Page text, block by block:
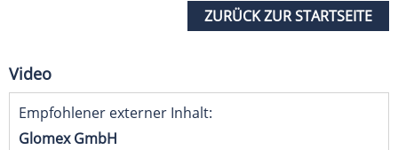
ZURÜCK ZUR STARTSEITE
Video
Empfohlener externer Inhalt:
Glomex GmbH